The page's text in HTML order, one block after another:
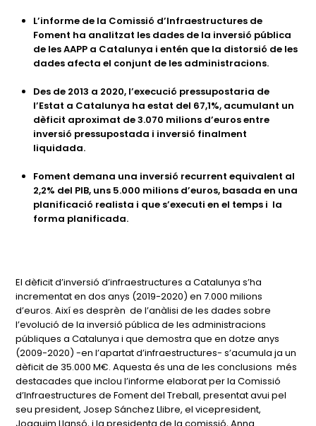
L’informe de la Comissió d’Infraestructures de
Foment ha analitzat les dades de la inversió pública
de les AAPP a Catalunya i entén que la distorsió de les
dades afecta el conjunt de les administracions.
Des de 2013 a 2020, l’execució pressupostaria de
l’Estat a Catalunya ha estat del 67,1%, acumulant un
dèficit aproximat de 3.070 milions d’euros entre
inversió pressupostada i inversió finalment
liquidada.
Foment demana una inversió recurrent equivalent al
2,2% del PIB, uns 5.000 milions d’euros, basada en una
planificació realista i que s’executi en el temps i la
forma planificada.
El dèficit d’inversió d’infraestructures a Catalunya s’ha
incrementat en dos anys (2019-2020) en 7.000 milions
d’euros. Així es desprèn de l’anàlisi de les dades sobre
l’evolució de la inversió pública de les administracions
públiques a Catalunya i que demostra que en dotze anys
(2009-2020) -en l’apartat d’infraestructures- s’acumula ja un
dèficit de 35.000 M€. Aquesta és una de les conclusions més
destacades que inclou l’informe elaborat per la Comissió
d’Infraestructures de Foment del Treball, presentat avui pel
seu president, Josep Sánchez Llibre, el vicepresident,